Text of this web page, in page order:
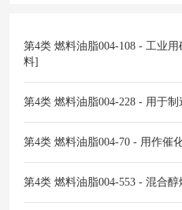
第4类 燃料油脂004-108 - 工业
料]
第4类 燃料油脂004-228 - 用于
第4类 燃料油脂004-70 - 用作催
第4类 燃料油脂004-553 - 混合醇